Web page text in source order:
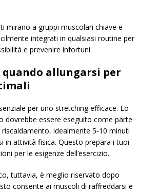
mirano a gruppi muscolari chiave e
integrati in qualsiasi routine per
e prevenire infortuni.
quando allungarsi per
per uno stretching efficace. Lo
dovrebbe essere eseguito come parte
idealmente 5-10 minuti
in attività fisica. Questo prepara i tuoi
per le esigenze dell’esercizio.
tuttavia, è meglio riservato dopo
consente ai muscoli di raffreddarsi e